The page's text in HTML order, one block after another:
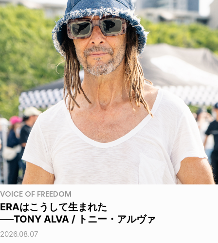
VOICE OF FREEDOM
ERAはこうして生まれた
──TONY ALVA / トニー・アルヴァ
2026.08.07